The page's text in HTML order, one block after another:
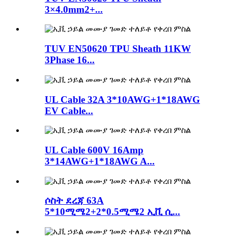
3×4.0mm2+...
TUV EN50620 TPU Sheath 11KW
3Phase 16...
UL Cable 32A 3*10AWG+1*18AWG
EV Cable...
UL Cable 600V 16Amp
3*14AWG+1*18AWG A...
ሶስት ደረጃ 63A
5*10ሚሜ2+2*0.5ሚሜ2 ኢቪ ሲ...